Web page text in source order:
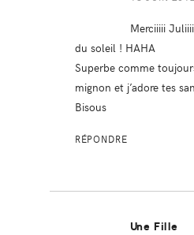
Merciiiii
du soleil ! HAHA
Superbe comme
mignon et j’adore tes
Bisous
RÉPONDRE
Une Fille